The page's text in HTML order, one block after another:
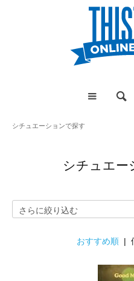
シチュエーションで探す
シチュエー
おすすめ順 |